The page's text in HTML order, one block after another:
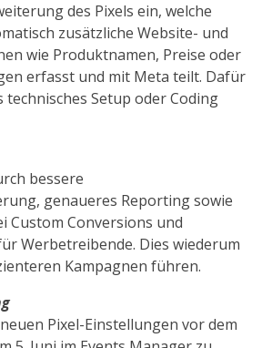
des Pixels ein, welche
zusätzliche Website- und
wie Produktnamen, Preise oder
erfasst und mit Meta teilt. Dafür
technisches Setup oder Coding
bessere
genaueres Reporting sowie
Custom Conversions und
Werbetreibende. Dies wiederum
Kampagnen führen.
Pixel-Einstellungen vor dem